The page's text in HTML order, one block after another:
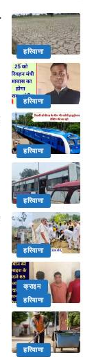
हरियाणा
हरियाणा
हरियाणा
हरियाणा
हरियाणा
क्राइम
हरियाणा
हरियाणा